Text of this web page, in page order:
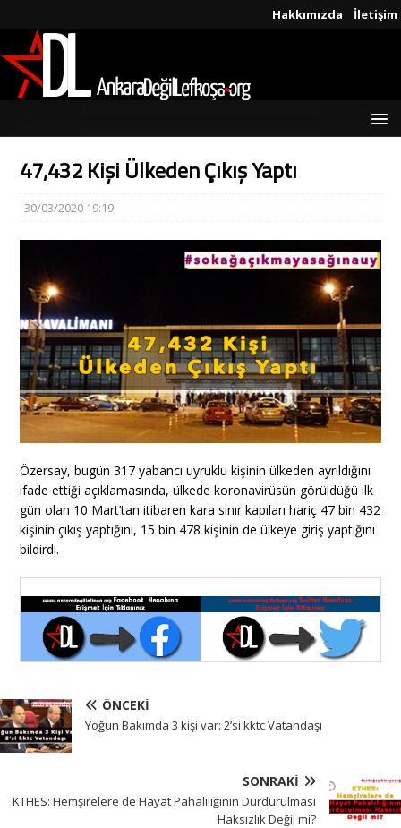
Hakkımızda İletişim
47,432 Kişi Ülkeden Çıkış Yaptı
30/03/2020 19:19
Özersay, bugün 317 yabancı uyruklu kişinin ülkeden ayrıldığını
ifade ettiği açıklamasında, ülkede koronavirüsün görüldüğü ilk
gün olan 10 Mart’tan itibaren kara sınır kapıları hariç 47 bin 432
kişinin çıkış yaptığını, 15 bin 478 kişinin de ülkeye giriş yaptığını
bildirdi.
ÖNCEKI
Yoğun Bakımda 3 kişi var: 2’si kktc Vatandaşı
SONRAKI
KTHES: Hemşirelere de Hayat Pahalılığının Durdurulması
Haksızlık Değil mi?